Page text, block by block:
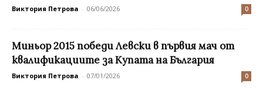
Виктория Петрова - 06/06/2026 0
Миньор 2015 победи Левски в първия мач от
квалификациите за Купата на България
Виктория Петрова - 07/01/2026 0